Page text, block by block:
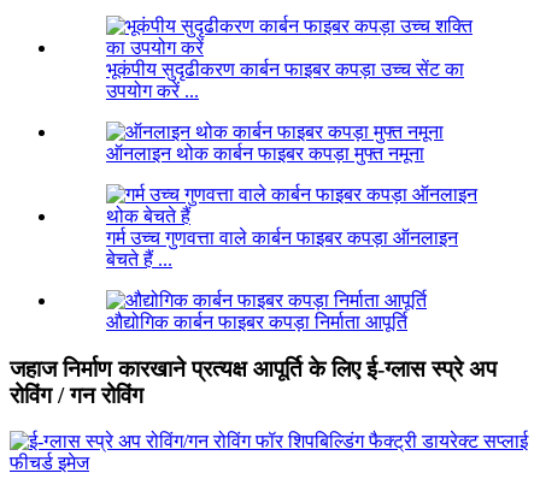
भूकंपीय सुदृढीकरण कार्बन फाइबर कपड़ा उच्च सेंट का
उपयोग करें ...
ऑनलाइन थोक कार्बन फाइबर कपड़ा मुफ्त नमूना
गर्म उच्च गुणवत्ता वाले कार्बन फाइबर कपड़ा ऑनलाइन
बेचते हैं ...
औद्योगिक कार्बन फाइबर कपड़ा निर्माता आपूर्ति
जहाज निर्माण कारखाने प्रत्यक्ष आपूर्ति के लिए ई-ग्लास स्प्रे अप
रोविंग / गन रोविंग